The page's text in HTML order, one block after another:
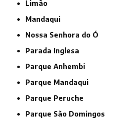
Limão
Mandaqui
Nossa Senhora do Ó
Parada Inglesa
Parque Anhembi
Parque Mandaqui
Parque Peruche
Parque São Domingos